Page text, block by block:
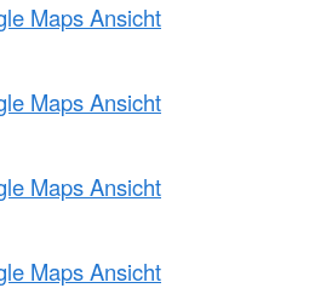
Maps Ansicht
Maps Ansicht
Maps Ansicht
Maps Ansicht